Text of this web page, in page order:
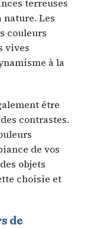
terreuses
Les
couleurs
vives
à la
être
contrastes.
de vos
objets
choisie et
de